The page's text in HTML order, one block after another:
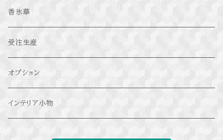
香氷華
受注生産
オプション
インテリア小物